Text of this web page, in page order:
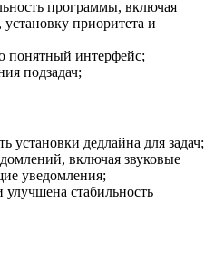
программы, включая
установку приоритета и
понятный интерфейс;
подзадач;
установки дедлайна для задач;
включая звуковые
уведомления;
стабильность